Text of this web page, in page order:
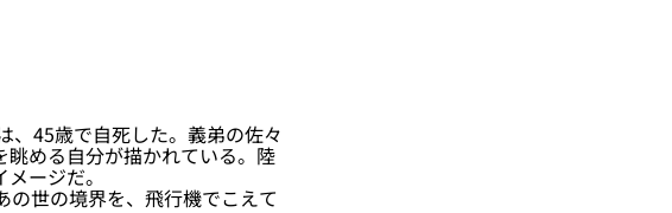
、45歳で自死した。義弟の佐々
める自分が描かれている。陸
ージだ。
世の境界を、飛行機でこえて